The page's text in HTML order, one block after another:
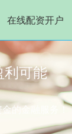
在线配资开户
利可能
的金融服务！